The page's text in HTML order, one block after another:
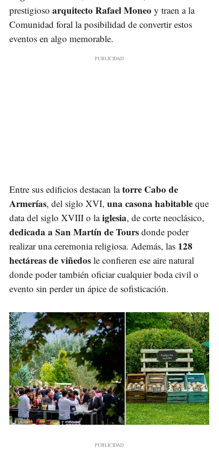
prestigioso arquitecto Rafael Moneo y traen a la
Comunidad foral la posibilidad de convertir estos
eventos en algo memorable.
Entre sus edificios destacan latorre Cabo de
Armerías, del siglo XVI, una casona habitable que
data del siglo XVIII o laiglesia, de corte neoclásico,
dedicada a San Martín de Tours donde poder
realizar una ceremonia religiosa. Además, las 128
hectáreas de viñedos le confieren ese aire natural
donde poder también oficiar cualquier boda civil o
evento sin perder un ápice de sofisticación.